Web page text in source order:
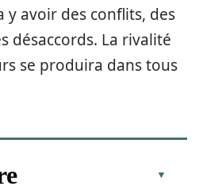
y avoir des conflits, des
désaccords. La rivalité
se produira dans tous